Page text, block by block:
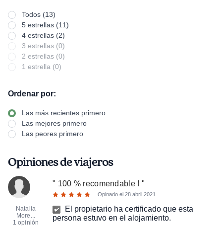
Todos (13)
5 estrellas (11)
4 estrellas (2)
3 estrellas (0)
2 estrellas (0)
1 estrella (0)
Ordenar por:
Las más recientes primero
Las mejores primero
Las peores primero
Opiniones de viajeros
Natalia
More...
1 opinión
" 100 % recomendable ! "
Opinado el 28 abril 2021
El propietario ha certificado que esta
persona estuvo en el alojamiento.